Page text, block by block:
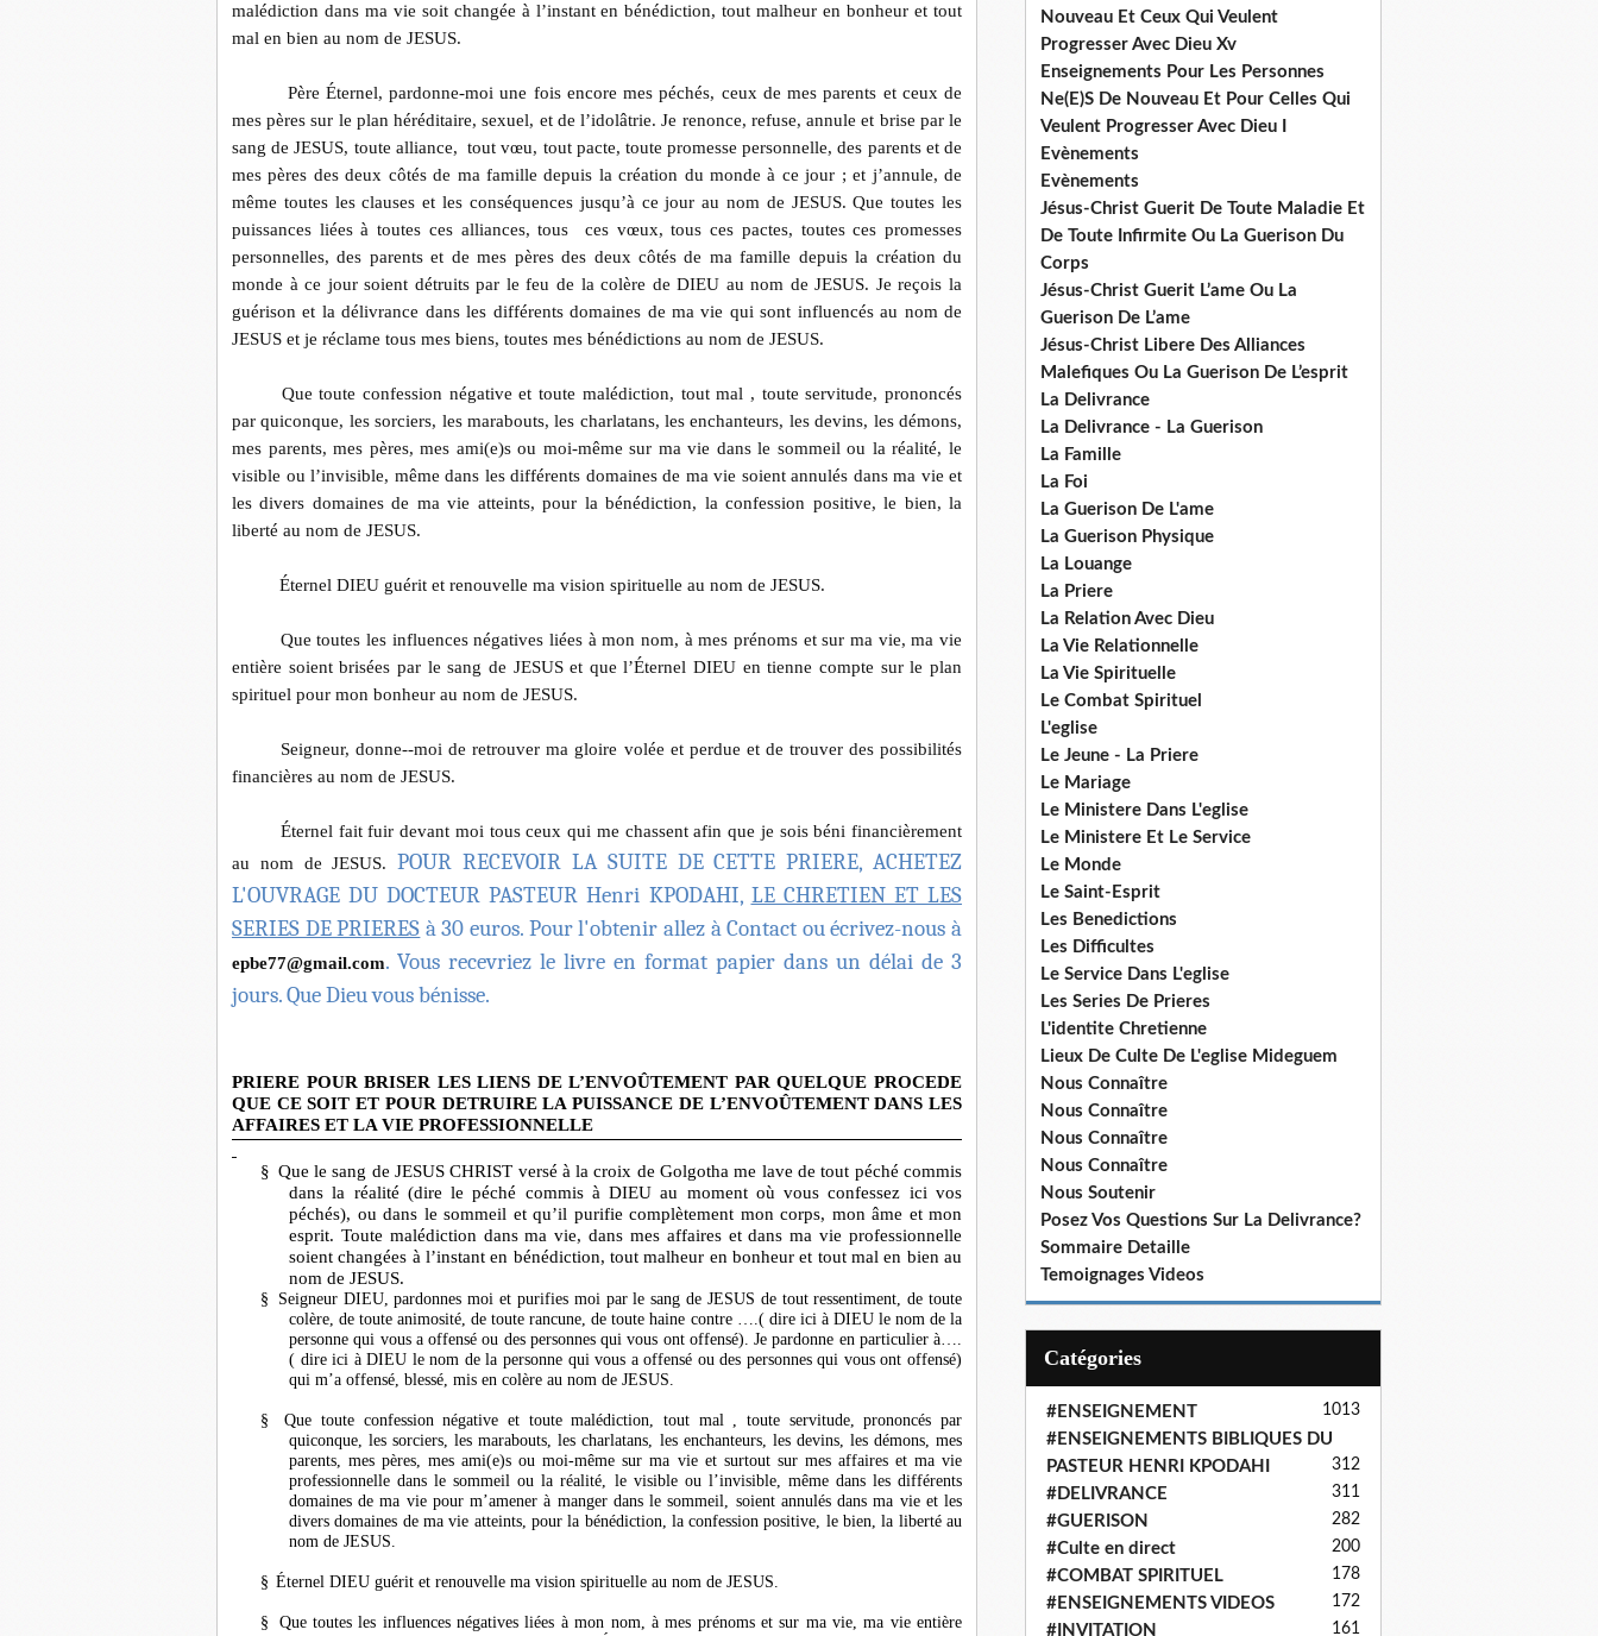
malédiction dans ma vie soit changée à l’instant en bénédiction, tout malheur en bonheur et tout
mal en bien au nom de JESUS.
Père Éternel, pardonne-moi une fois encore mes péchés, ceux de mes parents et ceux de
mes pères sur le plan héréditaire, sexuel, et de l’idolâtrie. Je renonce, refuse, annule et brise par le
sang de JESUS, toute alliance, tout vœu, tout pacte, toute promesse personnelle, des parents et de
mes pères des deux côtés de ma famille depuis la création du monde à ce jour ; et j’annule, de
même toutes les clauses et les conséquences jusqu’à ce jour au nom de JESUS. Que toutes les
puissances liées à toutes ces alliances, tous
ces vœux, tous ces pactes, toutes ces promesses
personnelles, des parents et de mes pères des deux côtés de ma famille depuis la création du
monde à ce jour soient détruits par le feu de la colère de DIEU au nom de JESUS. Je reçois la
guérison et la délivrance dans les différents domaines de ma vie qui sont influencés au nom de
JESUS et je réclame tous mes biens, toutes mes bénédictions au nom de JESUS.
Que toute confession négative et toute malédiction, tout mal , toute servitude, prononcés
par quiconque, les sorciers, les marabouts, les charlatans, les enchanteurs, les devins, les démons,
mes parents, mes pères, mes ami(e)s ou moi-même sur ma vie dans le sommeil ou la réalité, le
visible ou l’invisible, même dans les différents domaines de ma vie soient annulés dans ma vie et
les divers domaines de ma vie atteints, pour la bénédiction, la confession positive, le bien, la
liberté au nom de JESUS.
Éternel DIEU guérit et renouvelle ma vision spirituelle au nom de JESUS.
Que toutes les influences négatives liées à mon nom, à mes prénoms et sur ma vie, ma vie
entière soient brisées par le sang de JESUS et que l’Éternel DIEU en tienne compte sur le plan
spirituel pour mon bonheur au nom de JESUS.
Seigneur, donne--moi de retrouver ma gloire volée et perdue et de trouver des possibilités
financières au nom de JESUS.
Éternel fait fuir devant moi tous ceux qui me chassent afin que je sois béni financièrement
au nom de JESUS.
POUR RECEVOIR LA SUITE DE CETTE PRIERE, ACHETEZ
L'OUVRAGE DU DOCTEUR PASTEUR Henri KPODAHI, LE CHRETIEN ET LES
SERIES DE PRIERES à 30 euros. Pour l'obtenir allez à Contact ou écrivez-nous à
epbe77@gmail.com. Vous recevriez le livre en format papier dans un délai de 3
jours. Que Dieu vous bénisse.
PRIERE POUR BRISER LES LIENS DE L’ENVOÛTEMENT PAR QUELQUE PROCEDE
QUE CE SOIT ET POUR DETRUIRE LA PUISSANCE DE L’ENVOÛTEMENT DANS LES
AFFAIRES ET LA VIE PROFESSIONNELLE
§ Que le sang de JESUS CHRIST versé à la croix de Golgotha me lave de tout péché commis
dans la réalité (dire le péché commis à DIEU au moment où vous confessez ici vos
péchés), ou dans le sommeil et qu’il purifie complètement mon corps, mon âme et mon
esprit. Toute malédiction dans ma vie, dans mes affaires et dans ma vie professionnelle
soient changées à l’instant en bénédiction, tout malheur en bonheur et tout mal en bien au
nom de JESUS.
§
Seigneur DIEU, pardonnes moi et purifies moi par le sang de JESUS de tout ressentiment, de toute
colère, de toute animosité, de toute rancune, de toute haine contre ….( dire ici à DIEU le nom de la
personne qui vous a offensé ou des personnes qui vous ont offensé). Je pardonne en particulier à….
( dire ici à DIEU le nom de la personne qui vous a offensé ou des personnes qui vous ont offensé)
qui m’a offensé, blessé, mis en colère au nom de JESUS.
§
Que toute confession négative et toute malédiction, tout mal , toute servitude, prononcés par
quiconque, les sorciers, les marabouts, les charlatans, les enchanteurs, les devins, les démons, mes
parents, mes pères, mes ami(e)s ou moi-même sur ma vie et surtout sur mes affaires et ma vie
professionnelle dans le sommeil ou la réalité, le visible ou l’invisible, même dans les différents
domaines de ma vie pour m’amener à manger dans le sommeil, soient annulés dans ma vie et les
divers domaines de ma vie atteints, pour la bénédiction, la confession positive, le bien, la liberté au
nom de JESUS.
§ Éternel DIEU guérit et renouvelle ma vision spirituelle au nom de JESUS.
§
Que toutes les influences négatives liées à mon nom, à mes prénoms et sur ma vie, ma vie entière
Nouveau Et Ceux Qui Veulent
Progresser Avec Dieu Xv
Enseignements Pour Les Personnes
Ne(E)S De Nouveau Et Pour Celles Qui
Veulent Progresser Avec Dieu I
Evènements
Evènements
Jésus-Christ Guerit De Toute Maladie Et
De Toute Infirmite Ou La Guerison Du
Corps
Jésus-Christ Guerit L’ame Ou La
Guerison De L’ame
Jésus-Christ Libere Des Alliances
Malefiques Ou La Guerison De L’esprit
La Delivrance
La Delivrance - La Guerison
La Famille
La Foi
La Guerison De L'ame
La Guerison Physique
La Louange
La Priere
La Relation Avec Dieu
La Vie Relationnelle
La Vie Spirituelle
Le Combat Spirituel
L'eglise
Le Jeune - La Priere
Le Mariage
Le Ministere Dans L'eglise
Le Ministere Et Le Service
Le Monde
Le Saint-Esprit
Les Benedictions
Les Difficultes
Le Service Dans L'eglise
Les Series De Prieres
L'identite Chretienne
Lieux De Culte De L'eglise Mideguem
Nous Connaître
Nous Connaître
Nous Connaître
Nous Connaître
Nous Soutenir
Posez Vos Questions Sur La Delivrance?
Sommaire Detaille
Temoignages Videos
Catégories
#ENSEIGNEMENT 1013
#ENSEIGNEMENTS BIBLIQUES DU
PASTEUR HENRI KPODAHI
312
#DELIVRANCE 311
#GUERISON 282
#Culte en direct 200
#COMBAT SPIRITUEL 178
#ENSEIGNEMENTS VIDEOS 172
#INVITATION 161